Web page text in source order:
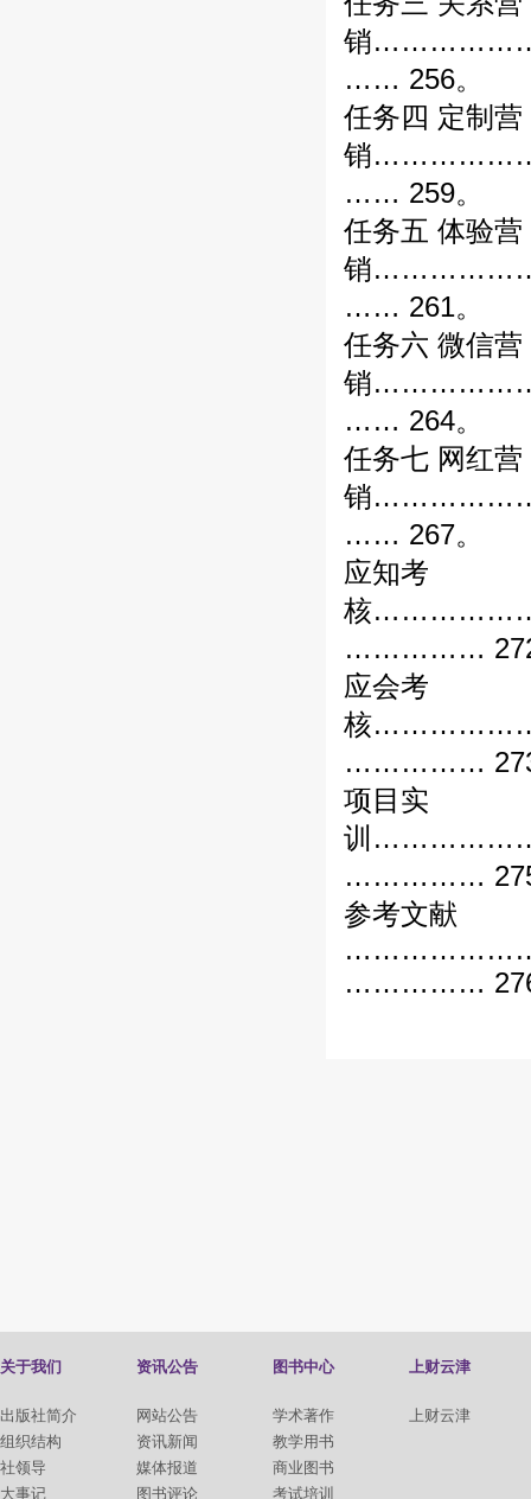
销
…… 256。
任务四 定制营
销
…… 259。
任务五 体验营
销
…… 261。
任务六 微信营
销
…… 264。
任务七 网红营
销
…… 267。
应知考
核
……………
应会考
核
……………
项目实
训
……………
参考文献
……………
关于我们
出版社简介
组织结构
社领导
大事记
资讯公告
网站公告
资讯新闻
媒体报道
图书评论
图书中心
学术著作
教学用书
商业图书
考试培训
上财云津
上财云津